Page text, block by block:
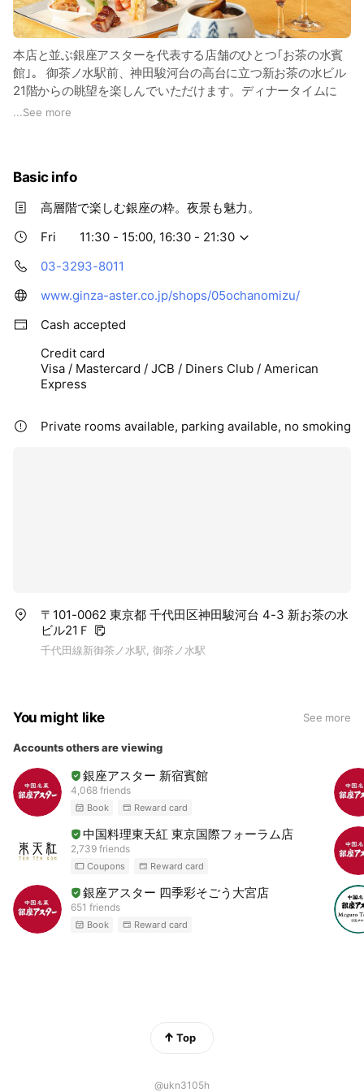
本店と並ぶ銀座アスターを代表する店舗のひとつ｢お茶の水賓
館｣。 御茶ノ水駅前、神田駿河台の高台に立つ新お茶の水ビル
21階からの眺望を楽しんでいただけます。ディナータイムに
は、華やかなイルミネーションがパノラマに広がり、「東京ス
...See more
Basic info
高層階で楽しむ銀座の粋。夜景も魅力。
Fri
11:30 - 15:00, 16:30 - 21:30
03-3293-8011
www.ginza-aster.co.jp/shops/05ochanomizu/
Cash accepted
Credit card
Visa / Mastercard / JCB / Diners Club / American
Express
Private rooms available, parking available, no smoking
〒101-0062 東京都 千代田区神田駿河台 4-3 新お茶の水
ビル21Ｆ
千代田線新御茶ノ水駅, 御茶ノ水駅
You might like See more
Accounts others are viewing
銀座アスター 新宿賓館
4,068 friends
Book Reward card
中国料理東天紅 東京国際フォーラム店
2,739 friends
Coupons Reward card
銀座アスター 四季彩そごう大宮店
651 friends
Book Reward card
Top
@ukn3105h